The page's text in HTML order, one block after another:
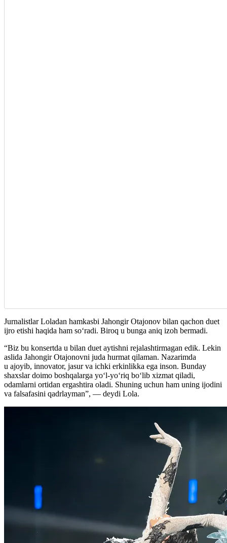
Jurnalistlar Loladan hamkasbi Jahongir Otajonov bilan qachon duet
ijro etishi haqida ham so‘radi. Biroq u bunga aniq izoh bermadi.
“Biz bu konsertda u bilan duet aytishni rejalashtirmagan edik. Lekin
aslida Jahongir Otajonovni juda hurmat qilaman. Nazarimda
u ajoyib, innovator, jasur va ichki erkinlikka ega inson. Bunday
shaxslar doimo boshqalarga yo‘l-yo‘riq bo‘lib xizmat qiladi,
odamlarni ortidan ergashtira oladi. Shuning uchun ham uning ijodini
va falsafasini qadrlayman”, — deydi Lola.